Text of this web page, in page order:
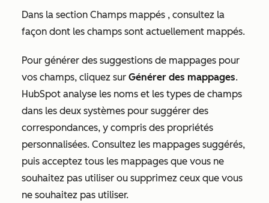
Dans la section Champs mappés , consultez la
façon dont les champs sont actuellement mappés.
Pour générer des suggestions de mappages pour
vos champs, cliquez sur Générer des mappages.
HubSpot analyse les noms et les types de champs
dans les deux systèmes pour suggérer des
correspondances, y compris des propriétés
personnalisées. Consultez les mappages suggérés,
puis acceptez tous les mappages que vous ne
souhaitez pas utiliser ou supprimez ceux que vous
ne souhaitez pas utiliser.